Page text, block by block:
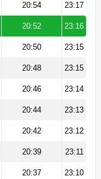
20:54 23:17
20:52 23:16
20:50 23:15
20:48 23:15
20:46 23:14
20:44 23:13
20:42 23:12
20:39 23:11
20:37 23:10